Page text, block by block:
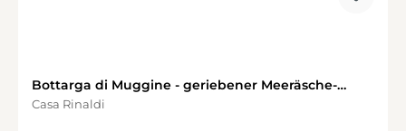
Bottarga di Muggine - geriebener Meeräsche-
Rogen
Casa Rinaldi